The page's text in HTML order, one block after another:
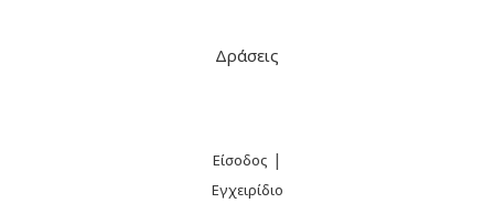
Δράσεις
Είσοδος |
Εγχειρίδιο